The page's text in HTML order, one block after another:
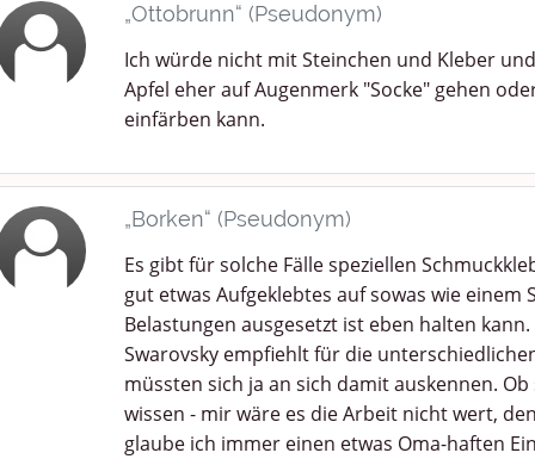
„Ottobrunn“ (Pseudonym)
Ich würde nicht mit Steinchen und Kleber
Apfel eher auf Augenmerk "Socke" gehen
einfärben kann.
„Borken“ (Pseudonym)
Es gibt für solche Fälle speziellen
gut etwas Aufgeklebtes auf sowas wie einem
Belastungen ausgesetzt ist eben halten kann.
Swarovsky empfiehlt für die
müssten sich ja an sich damit auskennen.
wissen - mir wäre es die Arbeit nicht wert,
glaube ich immer einen etwas Oma-haften